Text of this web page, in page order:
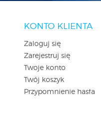
KONTO KLIENTA
Zaloguj się
Zarejestruj się
Twoje konto
Twój koszyk
Przypomnienie hasła